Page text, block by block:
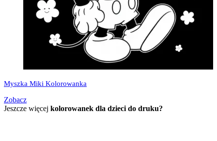
Myszka Miki Kolorowanka
Zobacz
Jeszcze więcej kolorowanek dla dzieci do druku?